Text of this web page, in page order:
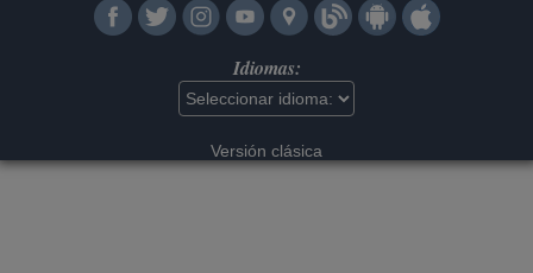
Idiomas:
Versión clásica